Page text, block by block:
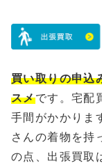
買い取りの申込
スメです。宅配
手間がかかりま
さんの着物を持
の点、出張買取